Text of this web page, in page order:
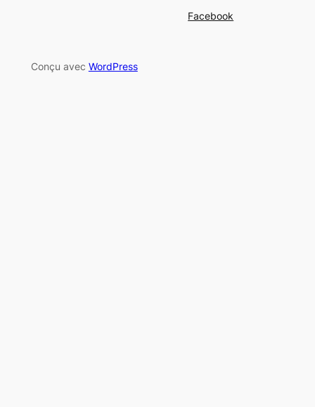
Facebook
Conçu avec WordPress